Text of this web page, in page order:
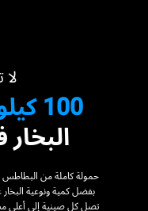
100 كيلو
البخار في
تصل كل صينية إلى أعلى